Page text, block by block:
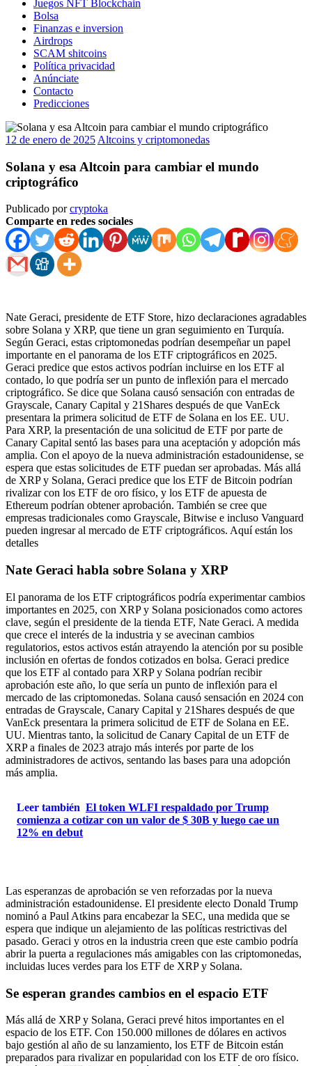
Juegos NFT Blockchain
Bolsa
Finanzas e inversion
Airdrops
SCAM shitcoins
Política privacidad
Anúnciate
Contacto
Predicciones
12 de enero de 2025 Altcoins y criptomonedas
Solana y esa Altcoin para cambiar el mundo
criptográfico
Publicado porcryptoka
Comparte en redes sociales
Nate Geraci, presidente de ETF Store, hizo declaraciones agradables
sobre Solana y XRP, que tiene un gran seguimiento en Turquía.
Según Geraci, estas criptomonedas podrían desempeñar un papel
importante en el panorama de los ETF criptográficos en 2025.
Geraci predice que estos activos podrían incluirse en los ETF al
contado, lo que podría ser un punto de inflexión para el mercado
criptográfico. Se dice que Solana causó sensación con entradas de
Grayscale, Canary Capital y 21Shares después de que VanEck
presentara la primera solicitud de ETF de Solana en los EE. UU.
Para XRP, la presentación de una solicitud de ETF por parte de
Canary Capital sentó las bases para una aceptación y adopción más
amplia. Con el apoyo de la nueva administración estadounidense, se
espera que estas solicitudes de ETF puedan ser aprobadas. Más allá
de XRP y Solana, Geraci predice que los ETF de Bitcoin podrían
rivalizar con los ETF de oro físico, y los ETF de apuesta de
Ethereum podrían obtener aprobación. También se cree que
empresas tradicionales como Grayscale, Bitwise e incluso Vanguard
pueden ingresar al mercado de ETF criptográficos. Aquí están los
detalles
Nate Geraci habla sobre Solana y XRP
El panorama de los ETF criptográficos podría experimentar cambios
importantes en 2025, con XRP y Solana posicionados como actores
clave, según el presidente de la tienda ETF, Nate Geraci. A medida
que crece el interés de la industria y se avecinan cambios
regulatorios, estos activos están atrayendo la atención por su posible
inclusión en ofertas de fondos cotizados en bolsa. Geraci predice
que los ETF al contado para XRP y Solana podrían recibir
aprobación este año, lo que sería un punto de inflexión para el
mercado de las criptomonedas. Solana causó sensación en 2024 con
entradas de Grayscale, Canary Capital y 21Shares después de que
VanEck presentara la primera solicitud de ETF de Solana en EE.
UU. Mientras tanto, la solicitud de Canary Capital de un ETF de
XRP a finales de 2023 atrajo más interés por parte de los
administradores de activos, sentando las bases para una adopción
más amplia.
Leer también El token WLFI respaldado por Trump
comienza a cotizar con un valor de $ 30B y luego cae un
12% en debut
Las esperanzas de aprobación se ven reforzadas por la nueva
administración estadounidense. El presidente electo Donald Trump
nominó a Paul Atkins para encabezar la SEC, una medida que se
espera que indique un alejamiento de las políticas restrictivas del
pasado. Geraci y otros en la industria creen que este cambio podría
abrir la puerta a regulaciones más amigables con las criptomonedas,
incluidas luces verdes para los ETF de XRP y Solana.
Se esperan grandes cambios en el espacio ETF
Más allá de XRP y Solana, Geraci prevé hitos importantes en el
espacio de los ETF. Con 150.000 millones de dólares en activos
bajo gestión al año de su lanzamiento, los ETF de Bitcoin están
preparados para rivalizar en popularidad con los ETF de oro físico.